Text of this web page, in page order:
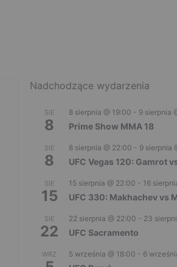
Nadchodzące wydarzenia
SIE
8
8 sierpnia @ 19:00 - 9 sierpnia
Prime Show MMA 18
SIE
8
8 sierpnia @ 22:00 - 9 sierpnia
UFC Vegas 120: Gamrot
SIE
15
15 sierpnia @ 22:00 - 16
UFC 330: Makhachev vs
SIE
22
22 sierpnia @ 22:00 - 23
UFC Sacramento
WRZ 5 września @ 18:00 - 6